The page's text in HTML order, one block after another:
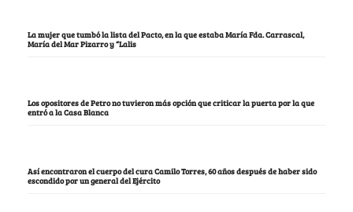
La mujer que tumbó la lista del Pacto, en la que estaba María Fda. Carrascal,
María del Mar Pizarro y “Lalis
Los opositores de Petro no tuvieron más opción que criticar la puerta por la que
entró a la Casa Blanca
Así encontraron el cuerpo del cura Camilo Torres, 60 años después de haber sido
escondido por un general del Ejército